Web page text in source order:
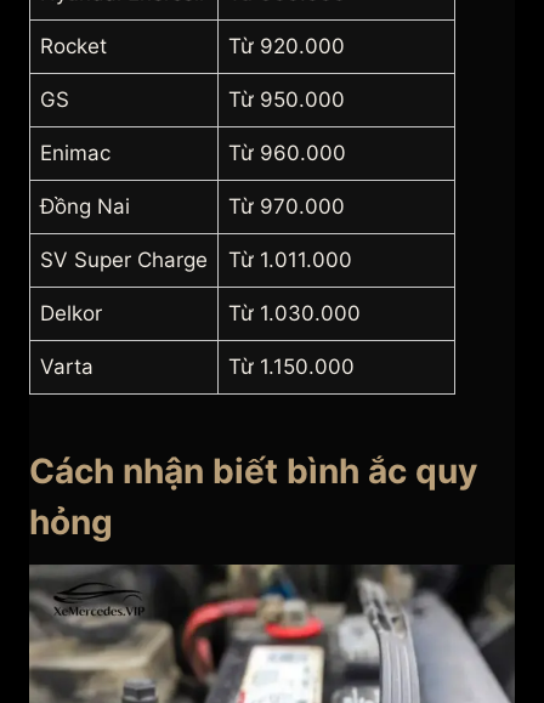
Rocket Từ 920.000
GS Từ 950.000
Enimac Từ 960.000
Đồng Nai Từ 970.000
SV Super Charge Từ 1.011.000
Delkor Từ 1.030.000
Varta Từ 1.150.000
Cách nhận biết bình ắc quy
hỏng